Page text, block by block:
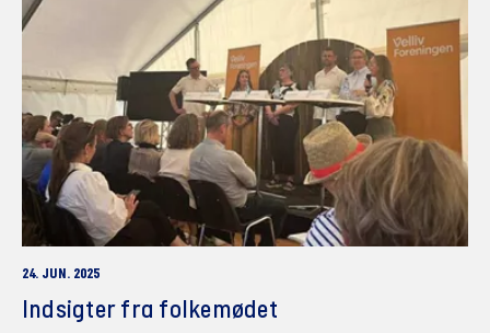
24. JUN. 2025
Indsigter fra folkemødet